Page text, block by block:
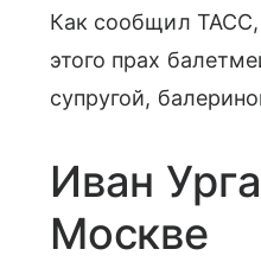
Как сообщил ТАСС,
этого прах
супругой,
Иван
Москве